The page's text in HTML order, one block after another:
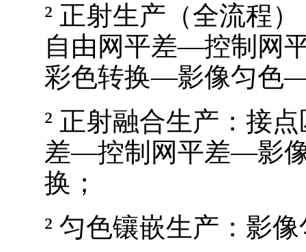
² 正射生产（全流程）
自由网平差—控制网
彩色转换—影像匀色
² 正射融合生产 ：接
差—控制网平差—影
换；
² 匀色镶嵌生产 ：影